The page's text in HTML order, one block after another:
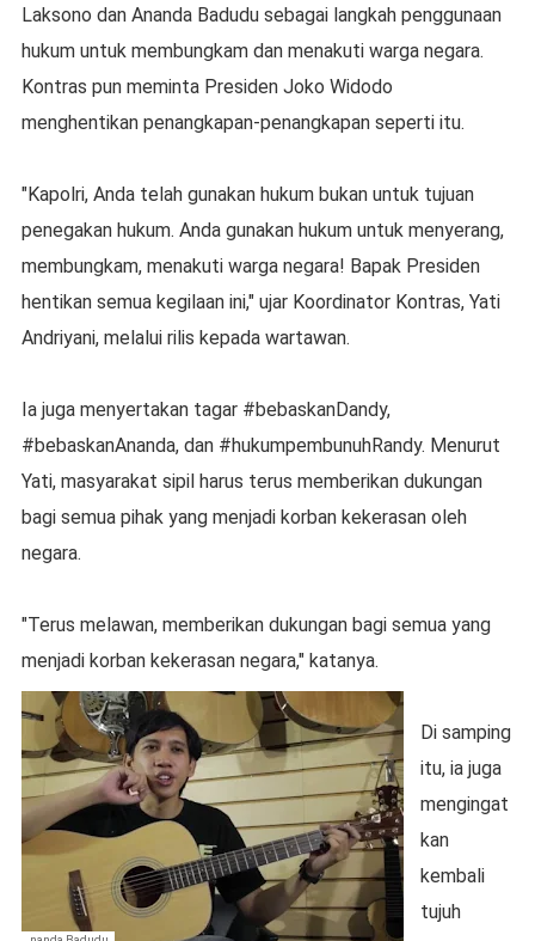
Laksono dan Ananda Badudu sebagai langkah penggunaan
hukum untuk membungkam dan menakuti warga negara.
Kontras pun meminta Presiden Joko Widodo
menghentikan penangkapan-penangkapan seperti itu.
"Kapolri, Anda telah gunakan hukum bukan untuk tujuan
penegakan hukum. Anda gunakan hukum untuk menyerang,
membungkam, menakuti warga negara! Bapak Presiden
hentikan semua kegilaan ini," ujar Koordinator Kontras, Yati
Andriyani, melalui rilis kepada wartawan.
Ia juga menyertakan tagar #bebaskanDandy,
#bebaskanAnanda, dan #hukumpembunuhRandy. Menurut
Yati, masyarakat sipil harus terus memberikan dukungan
bagi semua pihak yang menjadi korban kekerasan oleh
negara.
"Terus melawan, memberikan dukungan bagi semua yang
menjadi korban kekerasan negara," katanya.
Di samping
itu, ia juga
mengingat
kan
kembali
tujuh